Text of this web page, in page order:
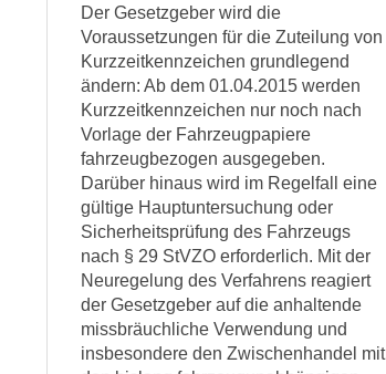
Der Gesetzgeber wird die
Voraussetzungen für die Zuteilung von
Kurzzeitkennzeichen grundlegend
ändern: Ab dem 01.04.2015 werden
Kurzzeitkennzeichen nur noch nach
Vorlage der Fahrzeugpapiere
fahrzeugbezogen ausgegeben.
Darüber hinaus wird im Regelfall eine
gültige Hauptuntersuchung oder
Sicherheitsprüfung des Fahrzeugs
nach § 29 StVZO erforderlich. Mit der
Neuregelung des Verfahrens reagiert
der Gesetzgeber auf die anhaltende
missbräuchliche Verwendung und
insbesondere den Zwischenhandel mit